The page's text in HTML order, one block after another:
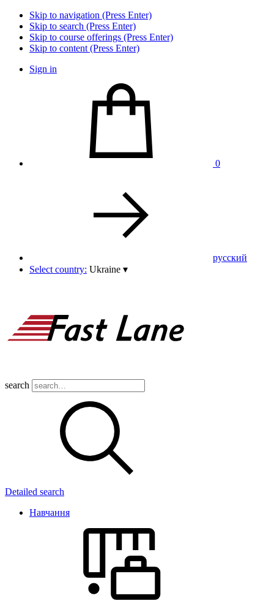
Skip to navigation (Press Enter)
Skip to search (Press Enter)
Skip to course offerings (Press Enter)
Skip to content (Press Enter)
Sign in
0
pусский
Select country: Ukraine ▾
search
Detailed search
Навчання